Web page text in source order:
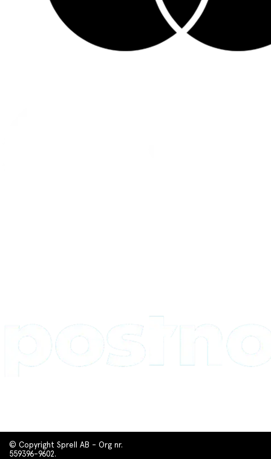
© Copyright Sprell AB - Org nr.
559396-9602.